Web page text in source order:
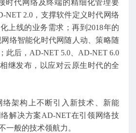
时代网络及终端的精细化管理要
NET 2.0，支撑软件定义时代网络
上线的业务需求；再到2018年的
络智能化时代网随人动、策略随
此后，AD-NET 5.0、AD-NET 6.0
继发布，以应对云原生时代的全
络架构上不断引入新技术、新能
解决方案AD-NET在引领网络技
一般的技术领航力。